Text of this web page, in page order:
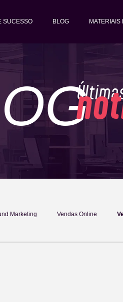
SUCESSO BLOG MATERIAIS
Marketing Vendas Online